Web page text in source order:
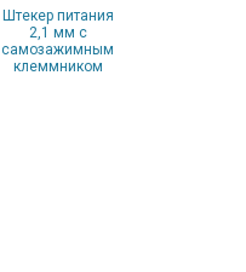
Штекер питания
2,1 мм с
самозажимным
клеммником